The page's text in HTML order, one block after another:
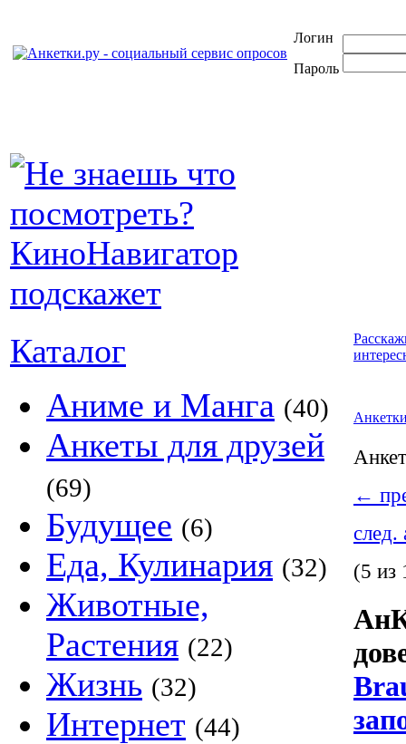
Логин
Пароль
Каталог
Аниме и Манга (40)
Анкеты для друзей
(69)
Будущее (6)
Еда, Кулинария (32)
Животные,
Растения (22)
Жизнь (32)
Интернет (44)
←
след.
(5 из